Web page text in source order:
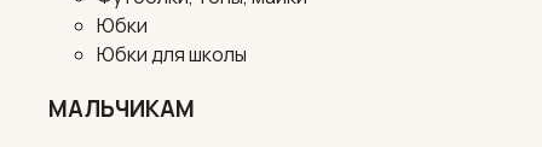
Юбки
Юбки для школы
МАЛЬЧИКАМ